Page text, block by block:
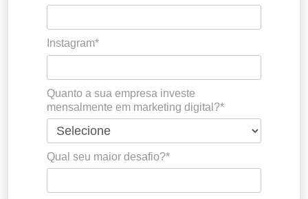
Instagram*
Quanto a sua empresa investe
mensalmente em marketing digital?*
Qual seu maior desafio?*